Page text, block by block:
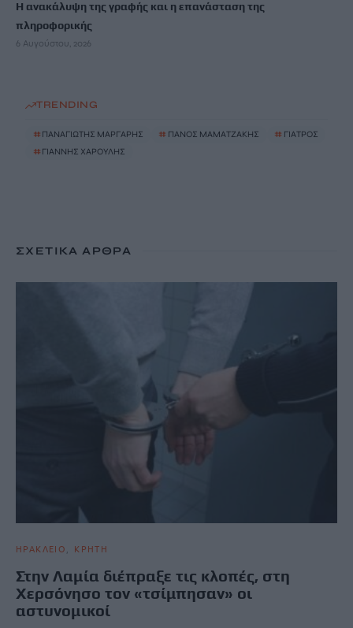
Η ανακάλυψη της γραφής και η επανάσταση της
πληροφορικής
6 Αυγούστου, 2026
TRENDING
# ΠΑΝΑΓΙΩΤΗΣ ΜΑΡΓΑΡΗΣ # ΠΑΝΟΣ ΜΑΜΑΤΖΑΚΗΣ # ΓΙΑΤΡΟΣ
# ΓΙΑΝΝΗΣ ΧΑΡΟΥΛΗΣ
ΣΧΕΤΙΚΆ ΆΡΘΡΑ
ΗΡΑΚΛΕΙΟ ΚΡΗΤΗ
Στην Λαμία διέπραξε τις κλοπές, στη
Χερσόνησο τον «τσίμπησαν» οι
αστυνομικοί